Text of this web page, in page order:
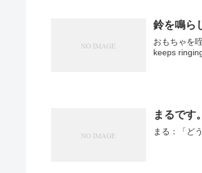
鈴を鳴ら
おもちゃを
keeps
まるです。